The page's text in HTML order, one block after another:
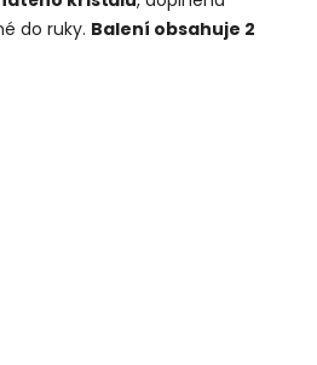
do ruky. Balení obsahuje 2